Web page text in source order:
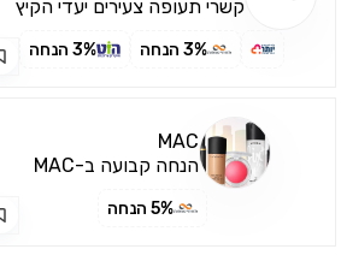
קשרי תעופה צעירים יעדי הקיץ
, איה נאפה , קוסטה ברוואה יורט
3% הנחה 3% הנחה
MAC
הנחה קבועה ב-MAC
5% הנחה